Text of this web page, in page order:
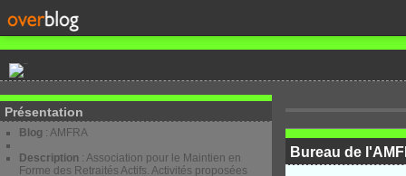
Présentation
Blog : AMFRA
Description : Association pour le Maintien en
Forme des Retraités Actifs. Activités proposées
Bureau de